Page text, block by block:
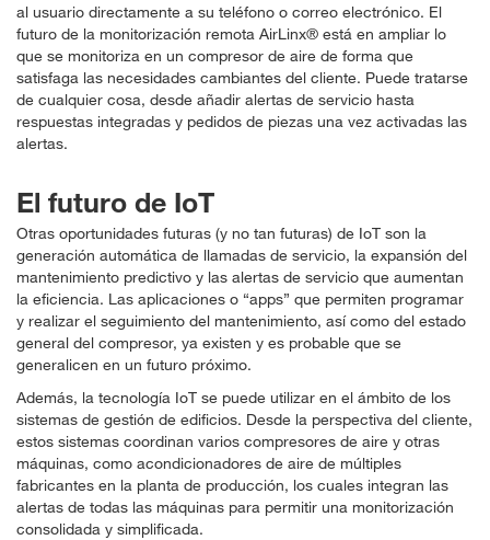
al usuario directamente a su teléfono o correo electrónico. El
futuro de la monitorización remota AirLinx® está en ampliar lo
que se monitoriza en un compresor de aire de forma que
satisfaga las necesidades cambiantes del cliente. Puede tratarse
de cualquier cosa, desde añadir alertas de servicio hasta
respuestas integradas y pedidos de piezas una vez activadas las
alertas.
El futuro de IoT
Otras oportunidades futuras (y no tan futuras) de IoT son la
generación automática de llamadas de servicio, la expansión del
mantenimiento predictivo y las alertas de servicio que aumentan
la eficiencia. Las aplicaciones o “apps” que permiten programar
y realizar el seguimiento del mantenimiento, así como del estado
general del compresor, ya existen y es probable que se
generalicen en un futuro próximo.
Además, la tecnología IoT se puede utilizar en el ámbito de los
sistemas de gestión de edificios. Desde la perspectiva del cliente,
estos sistemas coordinan varios compresores de aire y otras
máquinas, como acondicionadores de aire de múltiples
fabricantes en la planta de producción, los cuales integran las
alertas de todas las máquinas para permitir una monitorización
consolidada y simplificada.